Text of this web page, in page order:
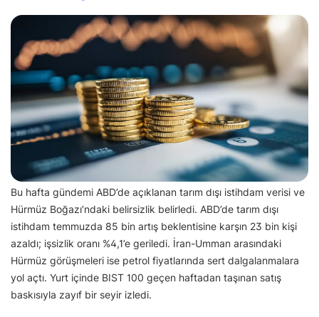
Bu hafta gündemi ABD’de açıklanan tarım dışı istihdam verisi ve
Hürmüz Boğazı’ndaki belirsizlik belirledi. ABD’de tarım dışı
istihdam temmuzda 85 bin artış beklentisine karşın 23 bin kişi
azaldı; işsizlik oranı %4,1’e geriledi. İran-Umman arasındaki
Hürmüz görüşmeleri ise petrol fiyatlarında sert dalgalanmalara
yol açtı. Yurt içinde BIST 100 geçen haftadan taşınan satış
baskısıyla zayıf bir seyir izledi.